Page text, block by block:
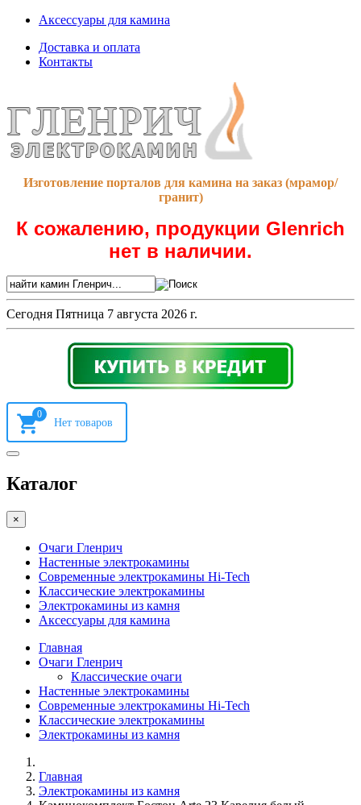
Аксессуары для камина
Доставка и оплата
Контакты
Изготовление порталов для камина на заказ (мрамор/
гранит)
К сожалению, продукции Glenrich
нет в наличии.
Сегодня Пятница 7 августа 2026 г.
0
Каталог
×
Очаги Гленрич
Настенные электрокамины
Современные электрокамины Hi-Tech
Классические электрокамины
Электрокамины из камня
Аксессуары для камина
Главная
Очаги Гленрич
Классические очаги
Настенные электрокамины
Современные электрокамины Hi-Tech
Классические электрокамины
Электрокамины из камня
Главная
Электрокамины из камня